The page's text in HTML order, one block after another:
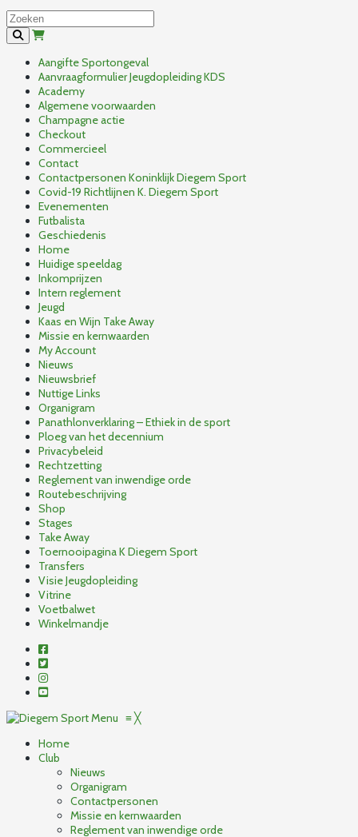
Aangifte Sportongeval
Aanvraagformulier Jeugdopleiding KDS
Academy
Algemene voorwaarden
Champagne actie
Checkout
Commercieel
Contact
Contactpersonen Koninklijk Diegem Sport
Covid-19 Richtlijnen K. Diegem Sport
Evenementen
Futbalista
Geschiedenis
Home
Huidige speeldag
Inkomprijzen
Intern reglement
Jeugd
Kaas en Wijn Take Away
Missie en kernwaarden
My Account
Nieuws
Nieuwsbrief
Nuttige Links
Organigram
Panathlonverklaring – Ethiek in de sport
Ploeg van het decennium
Privacybeleid
Rechtzetting
Reglement van inwendige orde
Routebeschrijving
Shop
Stages
Take Away
Toernooipagina K Diegem Sport
Transfers
Visie Jeugdopleiding
Vitrine
Voetbalwet
Winkelmandje
Menu ≡╳
Home
Club
Nieuws
Organigram
Contactpersonen
Missie en kernwaarden
Reglement van inwendige orde